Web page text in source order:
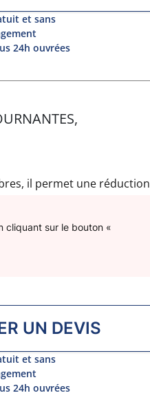
et sans
24h ouvrées
il permet une réduction
une installation simple
cliquant sur le bouton «
UN DEVIS
et sans
24h ouvrées